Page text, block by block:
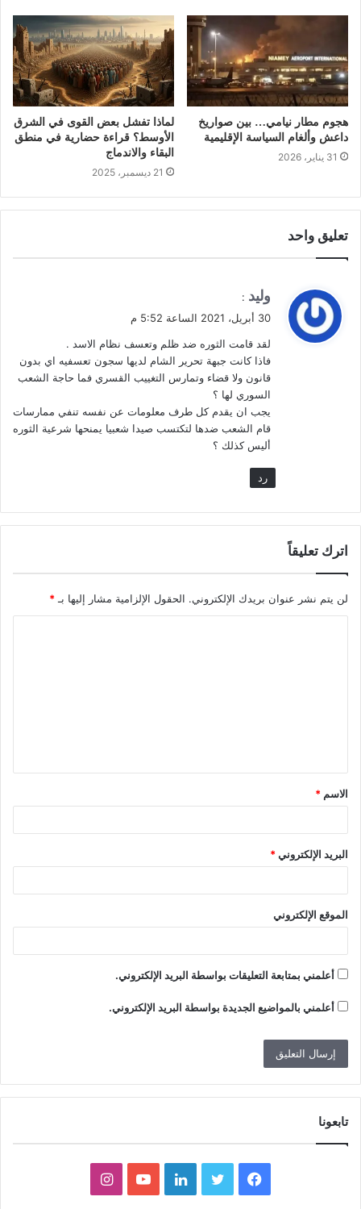
هجوم مطار نيامي… بين صواريخ
داعش وألغام السياسة الإقليمية
31 يناير، 2026
لماذا تفشل بعض القوى في الشرق
الأوسط؟ قراءة حضارية في منطق
البقاء والاندماج
21 ديسمبر، 2025
تعليق واحد
ل
وليد :
30 أبريل، 2021 الساعة 5:52 م
لقد قامت الثوره ضد ظلم وتعسف نظام الاسد .
فاذا كانت جبهة تحرير الشام لديها سجون تعسفيه اي بدون
قانون ولا قضاء وتمارس التغييب القسري فما حاجة الشعب
السوري لها ؟
يجب ان يقدم كل طرف معلومات عن نفسه تنفي ممارسات
قام الشعب ضدها لتكتسب صيدا شعبيا يمنحها شرعية الثوره
أليس كذلك ؟
رد
اترك تعليقاً
لن يتم نشر عنوان بريدك الإلكتروني. الحقول الإلزامية مشار إليها بـ *
ق
*
الاسم *
البريد الإلكتروني*
الموقع الإلكتروني
أعلمني بمتابعة التعليقات بواسطة البريد الإلكتروني.
أعلمني بالمواضيع الجديدة بواسطة البريد الإلكتروني.
تابعونا